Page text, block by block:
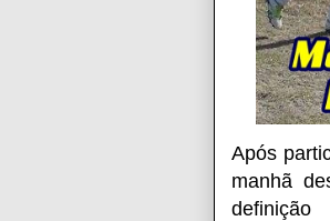
Após
manhã